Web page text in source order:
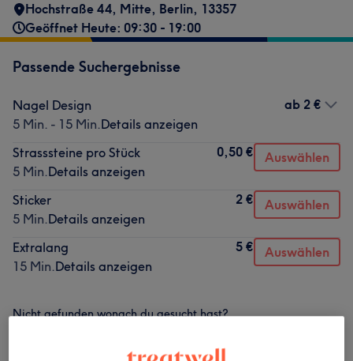
Hochstraße 44, Mitte, Berlin, 13357
Geöffnet Heute: 09:30 - 19:00
Passende Suchergebnisse
Nagel Design
5 Min. - 15 Min.Details anzeigen
ab 2 €
Strasssteine pro Stück
5 Min.Details anzeigen
0,50 € Auswählen
Sticker
5 Min.Details anzeigen
2 € Auswählen
Extralang
15 Min.Details anzeigen
5 € Auswählen
Nicht gefunden wonach du gesucht hast?